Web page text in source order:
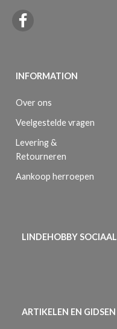
INFORMATION
Over ons
Veelgestelde vragen
Levering &
Retourneren
Aankoop herroepen
LINDEHOBBY SOCIAAL
ARTIKELEN EN GIDSEN